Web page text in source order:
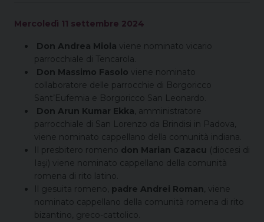
Mercoledì 11 settembre 2024
Don Andrea Miola viene nominato vicario
parrocchiale di Tencarola.
Don Massimo Fasolo viene nominato
collaboratore delle parrocchie di Borgoricco
Sant’Eufemia e Borgoricco San Leonardo.
Don Arun Kumar Ekka, amministratore
parrocchiale di San Lorenzo da Brindisi in Padova,
viene nominato cappellano della comunità indiana.
Il presbitero romeno don Marian Cazacu (diocesi di
Iaşi) viene nominato cappellano della comunità
romena di rito latino.
Il gesuita romeno, padre Andrei Roman, viene
nominato cappellano della comunità romena di rito
bizantino, greco-cattolico.